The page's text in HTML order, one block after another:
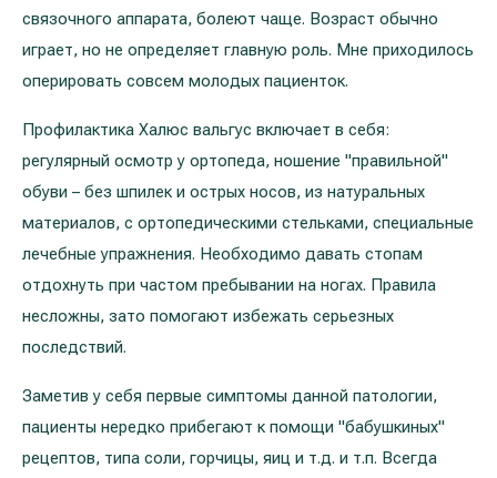
связочного аппарата, болеют чаще. Возраст обычно
играет, но не определяет главную роль. Мне приходилось
оперировать совсем молодых пациенток.
Профилактика Халюс вальгус включает в себя:
регулярный осмотр у ортопеда, ношение "правильной"
обуви – без шпилек и острых носов, из натуральных
материалов, с ортопедическими стельками, специальные
лечебные упражнения. Необходимо давать стопам
отдохнуть при частом пребывании на ногах. Правила
несложны, зато помогают избежать серьезных
последствий.
Заметив у себя первые симптомы данной патологии,
пациенты нередко прибегают к помощи "бабушкиных"
рецептов, типа соли, горчицы, яиц и т.д. и т.п. Всегда